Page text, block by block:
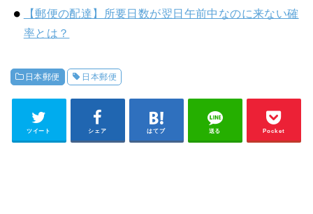
【郵便の配達】所要日数が翌日午前中なのに来ない確
率とは？
日本郵便 日本郵便
ツイート シェア はてブ 送る Pocket